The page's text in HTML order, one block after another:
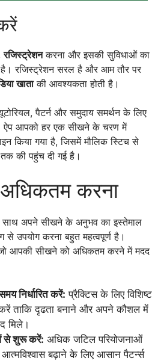
रजिस्ट्रेशनकरना और इसकी सुविधाओं का
रजिस्ट्रेशन सरल है और आम तौर पर
खाताकी आवश्यकता होती है।
पैटर्न और समुदाय समर्थन के लिए
ऐप आपको हर एक सीखने के चरण में
किया गया है, जिसमें मौलिक स्टिच से
की पहुंच दी गई है।
अधिकतम करना
अपने सीखने के अनुभव का इस्तेमाल
उपयोग करना बहुत महत्वपूर्ण है।
आपकी सीखने को अधिकतम करने में मदद
निर्धारित करें: प्रैक्टिस के लिए विशिष्ट
ताकि दृढता बनाने और अपने कौशल में
मिले।
से शुरू करें: अधिक जटिल परियोजनाओं
बढ़ाने के लिए आसान पैटर्न्स